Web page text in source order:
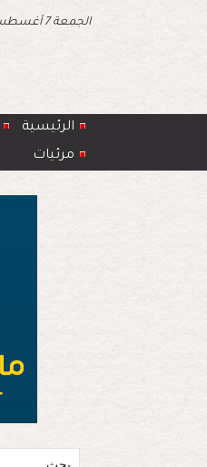
الجمعة 7 أغسطس
الرئيسية
مرئيات